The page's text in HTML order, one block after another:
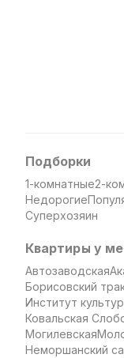
Подборки
1-комнатные2-
Недорогие
Суперхозяин
Квартиры у
Автозаводская
Борисовский
Институт
Ковальская
Могилевская
Неморшанский